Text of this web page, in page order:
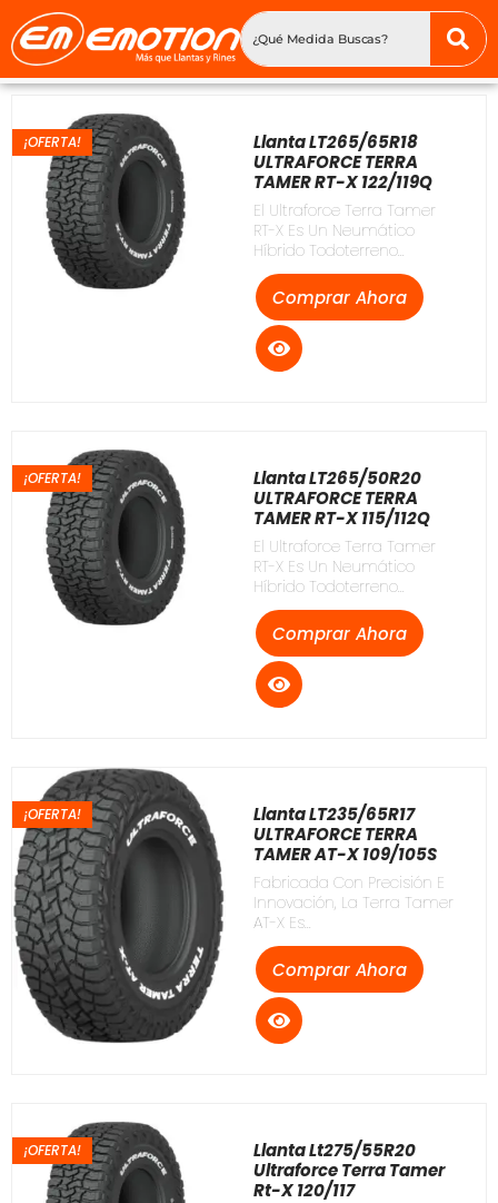
¡OFERTA!
Llanta LT265/65R18
ULTRAFORCE TERRA
TAMER RT-X 122/119Q
El Ultraforce Terra Tamer
RT-X Es Un Neumático
Híbrido Todoterreno...
Comprar Ahora
¡OFERTA!
Llanta LT265/50R20
ULTRAFORCE TERRA
TAMER RT-X 115/112Q
El Ultraforce Terra Tamer
RT-X Es Un Neumático
Híbrido Todoterreno...
Comprar Ahora
¡OFERTA!
Llanta LT235/65R17
ULTRAFORCE TERRA
TAMER AT-X 109/105S
Fabricada Con Precisión E
Innovación, La Terra Tamer
AT-X Es...
Comprar Ahora
¡OFERTA!
Llanta Lt275/55R20
Ultraforce Terra Tamer
Rt-X 120/117